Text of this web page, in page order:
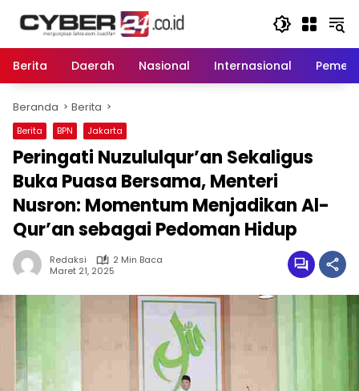
Berita
Daerah Nasional Internasional
Beranda Berita
Berita BPN Jakarta
Peringati Nuzululqur’an Sekaligus
Buka Puasa Bersama, Menteri
Nusron: Momentum Menjadikan Al-
Qur’an sebagai Pedoman Hidup
Redaksi
2 Min Baca
Maret 21, 2025